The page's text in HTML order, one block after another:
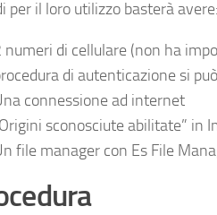
per il loro utilizzo basterà avere:
numeri di cellulare (non ha
di autenticazione si
connessione ad internet
sconosciute abilitate” in
file manager con Es File